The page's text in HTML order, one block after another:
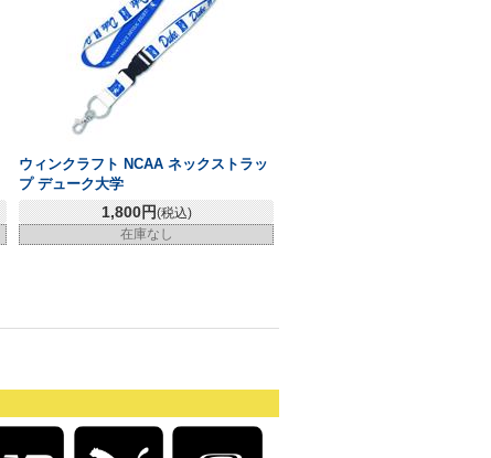
ウィンクラフト NCAA ネックストラッ
プ デューク大学
1,800円(税込)
在庫なし